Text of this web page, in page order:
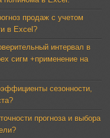
продаж с учетом
в Excel?
интервал в
сигм +применение на
сезонности,
прогноза и выбора